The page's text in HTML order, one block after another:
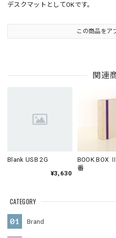
CATEGORY
Brand
デスクマットとしてOKです。
この商品をア
関連
Blank USB 2G
¥3,630
BOOK BOX
番